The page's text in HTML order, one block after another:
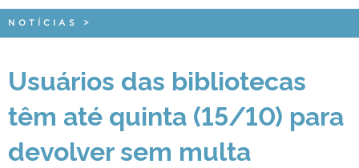
NOTÍCIAS >
Usuários das bibliotecas
têm até quinta (15/10) para
devolver sem multa